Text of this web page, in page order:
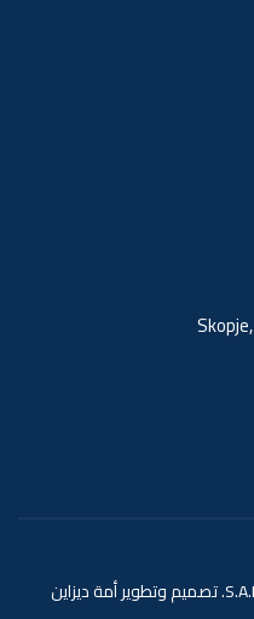
أمة ديزاين